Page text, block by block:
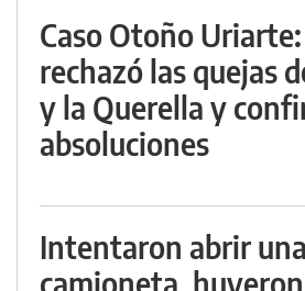
Caso Otoño Uriarte:
rechazó las quejas
y la Querella y
absoluciones
Intentaron abrir una
camioneta,